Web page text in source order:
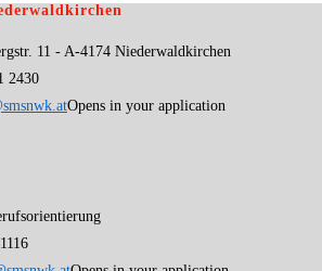
11 - A-4174 Niederwaldkirchen
2430
Opens in your application